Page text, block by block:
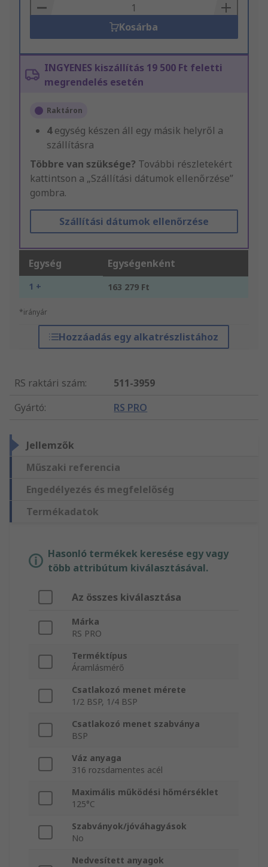
Basket
Kosárba
INGYENES kiszállítás 19 500 Ft feletti
megrendelés esetén
Raktáron
4egység készen áll egy másik helyről a
szállításra
Többre van szüksége? További részletekért
kattintson a „Szállítási dátumok ellenőrzése”
gombra.
Szállítási dátumok ellenőrzése
Egység Egységenként
1 + 163 279 Ft
*irányár
Hozzáadás egy alkatrészlistához
RS raktári szám:
511-3959
Gyártó: RS PRO
Jellemzők
Műszaki referencia
Engedélyezés és megfelelőség
Termékadatok
Hasonló termékek keresése egy vagy
több attribútum kiválasztásával.
Az összes kiválasztása
Márka
RS PRO
Terméktípus
Áramlásmérő
Csatlakozó menet mérete
1/2 BSP, 1/4 BSP
Csatlakozó menet szabványa
BSP
Váz anyaga
316 rozsdamentes acél
Maximális működési hőmérséklet
125°C
Szabványok/jóváhagyások
No
Nedvesített anyagok